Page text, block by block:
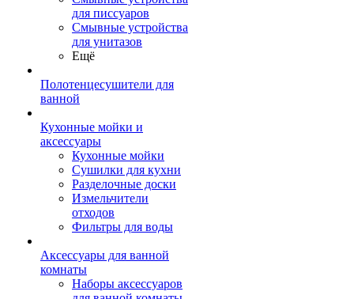
для писсуаров
Смывные устройства
для унитазов
Ещё
Полотенцесушители для
ванной
Кухонные мойки и
аксессуары
Кухонные мойки
Сушилки для кухни
Разделочные доски
Измельчители
отходов
Фильтры для воды
Аксессуары для ванной
комнаты
Наборы аксессуаров